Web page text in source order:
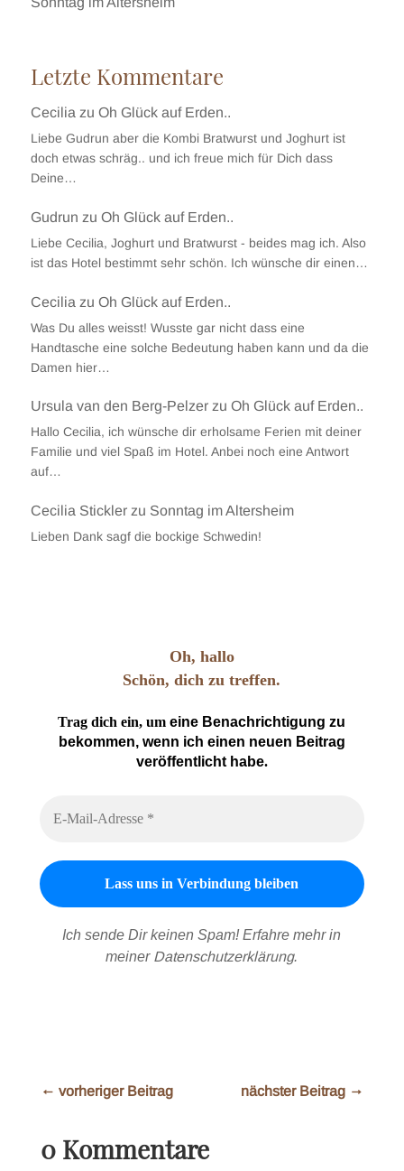
Letzte Kommentare
Ceciliazu Oh Glück auf Erden..
Liebe Gudrun aber die Kombi Bratwurst und Joghurt ist
doch etwas schräg.. und ich freue mich für Dich dass
Deine…
Gudrun zu Oh Glück auf Erden..
Liebe Cecilia, Joghurt und Bratwurst - beides mag ich. Also
ist das Hotel bestimmt sehr schön. Ich wünsche dir einen…
Cecilia zu Oh Glück auf Erden..
Was Du alles weisst! Wusste gar nicht dass eine
Handtasche eine solche Bedeutung haben kann und da die
Damen hier…
Ursula van den Berg-Pelzerzu Oh Glück auf Erden..
Hallo Cecilia, ich wünsche dir erholsame Ferien mit deiner
Familie und viel Spaß im Hotel. Anbei noch eine Antwort
auf…
Cecilia Sticklerzu Sonntag im Altersheim
Lieben Dank sagf die bockige Schwedin!
Oh, hallo
Schön, dich zu treffen.
Trag dich ein, umeine Benachrichtigung zu
bekommen, wenn ich einen neuen Beitrag
veröffentlicht habe.
Ich sende Dir keinen Spam! Erfahre mehr in
meiner Datenschutzerklärung.
← vorheriger Beitrag nächster Beitrag →
0 Kommentare